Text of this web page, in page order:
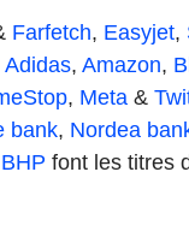
Farfetch, Easyjet,
Adidas, Amazon,
, Meta&
bank, Nordea
BHP font les titres